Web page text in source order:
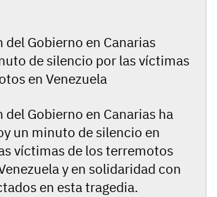
del Gobierno en Canarias
de silencio por las víctimas
en Venezuela
del Gobierno en Canarias ha
un minuto de silencio en
víctimas de los terremotos
y en solidaridad con
en esta tragedia.